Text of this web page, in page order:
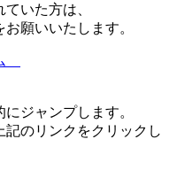
いた方は、
願いいたします。
ジャンプします。
のリンクをクリックし